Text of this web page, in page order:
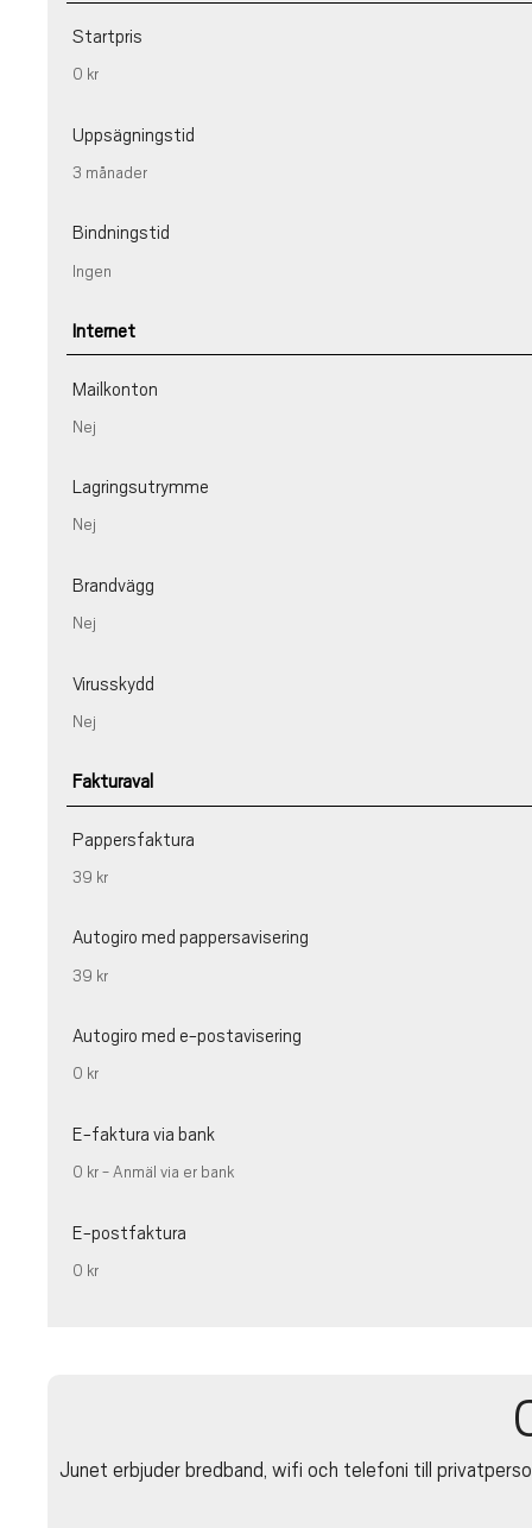
Startpris
0 kr
Uppsägningstid
3 månader
Bindningstid
Ingen
Internet
Mailkonton
Nej
Lagringsutrymme
Nej
Brandvägg
Nej
Virusskydd
Nej
Fakturaval
Pappersfaktura
39 kr
Autogiro med pappersavisering
39 kr
Autogiro med e-postavisering
0 kr
E-faktura via bank
0 kr - Anmäl via er bank
E-postfaktura
0 kr
Junet erbjuder bredband, wifi och telefoni till